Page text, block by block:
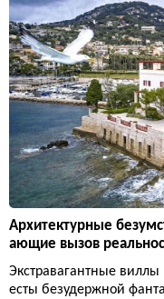
Архитектурные
ающие вызов
Экстравагантные
есты безудержной